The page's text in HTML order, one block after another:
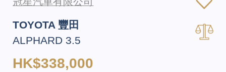
TOYOTA 豐田
ALPHARD 3.5
HK$338,000